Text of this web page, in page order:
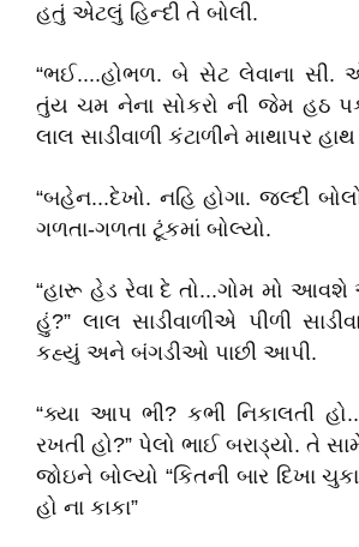
હતું એટલું હિન્દી તે બોલી.
“ભઈ....હોભળ. બે સેટ લેવાના સી.
તુંય ચમ નેના સોકરો ની જેમ હઠ
લાલ સાડીવાળી કંટાળીને માથાપર
“બહેન...દેખો. નહિ હોગા. જલ્દી
ગળતા-ગળતા ટૂંકમાં બોલ્યો.
“હારૂ હેડ રેવા દે તો...ગોમ મો
હું?” લાલ સાડીવાળીએ પીળી
કહ્યું અને બંગડીઓ પાછી આપી.
“ક્યા આપ ભી? કભી નિકાલતી
રખતી હો?” પેલો ભાઈ બરાડ્યો. તે
જોઇને બોલ્યો “કિતની બાર દિખા
હો ના કાકા”